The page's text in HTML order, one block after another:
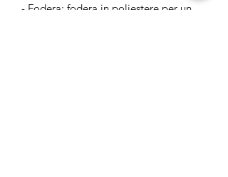
- Fodera: fodera in poliestere per un